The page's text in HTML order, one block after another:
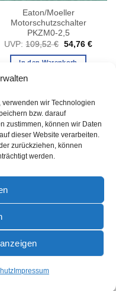
wir Technologien
bzw. darauf
zustimmen, können wir Daten
dieser Website verarbeiten.
zurückziehen, können
werden.
Impressum
Eaton/Moeller
Motorschutzschalter
PKZM0-2,5
UVP: 109,52€
war:
54,76 €
In den Warenkorb
ZAHLUNGSARTEN
GmbH